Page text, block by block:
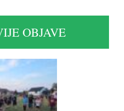
OBJAVE